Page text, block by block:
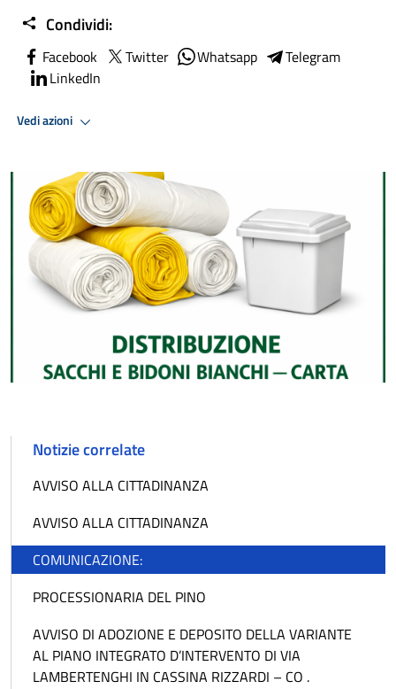
Condividi:
Facebook Twitter Whatsapp
Telegram
LinkedIn
Vedi azioni
Notizie correlate
AVVISO ALLA CITTADINANZA
AVVISO ALLA CITTADINANZA
COMUNICAZIONE:
PROCESSIONARIA DEL PINO
AVVISO DI ADOZIONE E DEPOSITO DELLA VARIANTE
AL PIANO INTEGRATO D’INTERVENTO DI VIA
LAMBERTENGHI IN CASSINA RIZZARDI – CO .